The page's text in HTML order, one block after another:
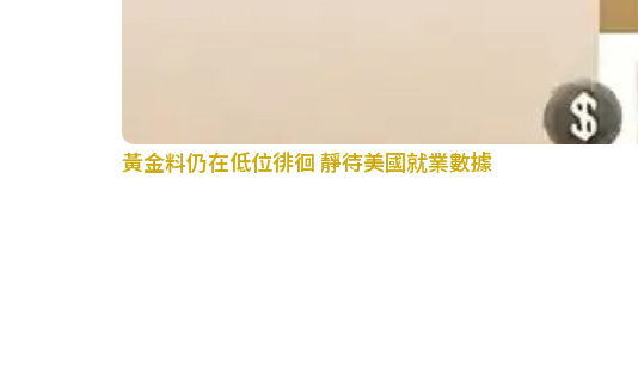
黃金料仍在低位徘徊 靜待美國就業數據